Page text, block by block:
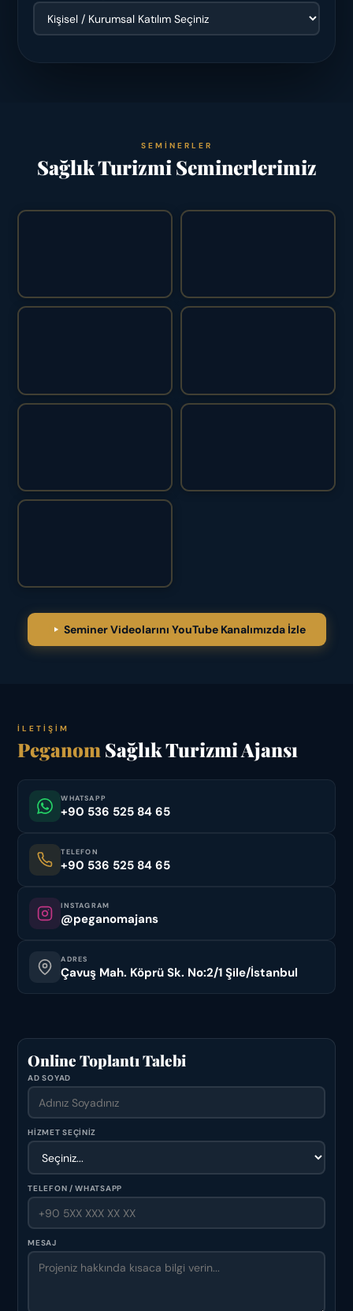
SEMINERLER
Sağlık Turizmi Seminerlerimiz
Seminer Videolarını YouTube Kanalımızda İzle
İLETIŞIM
PeganomSağlık Turizmi Ajansı
WHATSAPP
+90 536 525 84 65
TELEFON
+90 536 525 84 65
INSTAGRAM
@peganomajans
ADRES
Çavuş Mah. Köprü Sk. No:2/1 Şile/İstanbul
Online Toplantı Talebi
AD SOYAD
HİZMET SEÇİNİZ
TELEFON / WHATSAPP
MESAJ